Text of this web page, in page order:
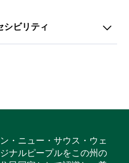
スを散策しましょう。
だり、ベリンゲン周辺のアクセ
シビリティ
・ニュー・サウス・ウェ
ナルピープルをこの州の